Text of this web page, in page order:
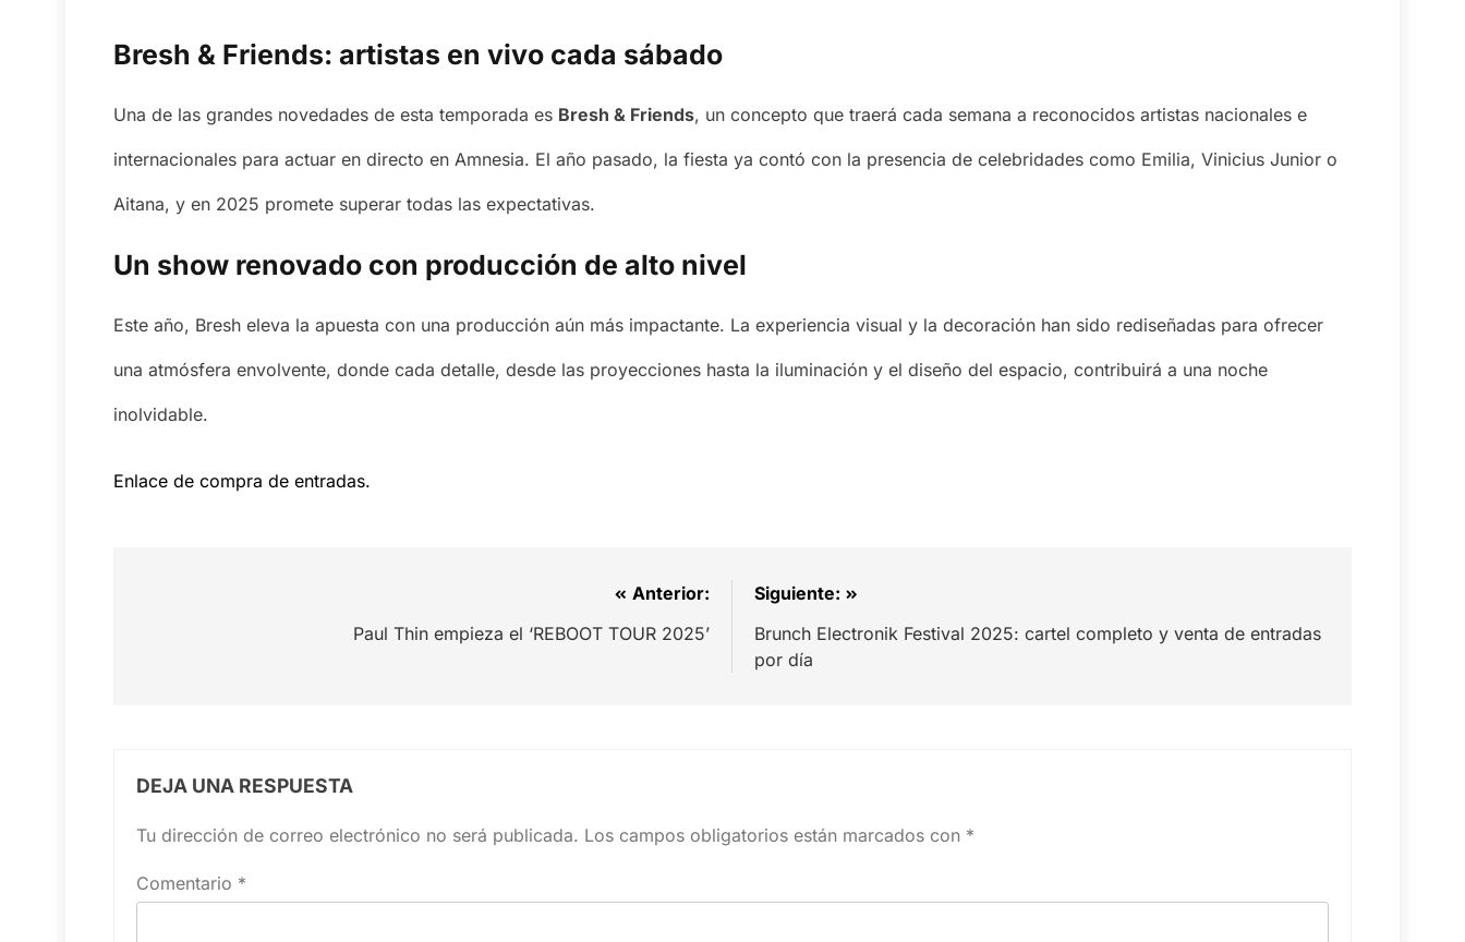
Bresh & Friends: artistas en vivo cada sábado
Una de las grandes novedades de esta temporada es Bresh & Friends, un concepto que traerá cada semana a reconocidos artistas nacionales e
internacionales para actuar en directo en Amnesia. El año pasado, la fiesta ya contó con la presencia de celebridades como Emilia, Vinicius Junior o
Aitana, y en 2025 promete superar todas las expectativas.
Un show renovado con producción de alto nivel
Este año, Bresh eleva la apuesta con una producción aún más impactante. La experiencia visual y la decoración han sido rediseñadas para ofrecer
una atmósfera envolvente, donde cada detalle, desde las proyecciones hasta la iluminación y el diseño del espacio, contribuirá a una noche
inolvidable.
Enlace de compra de entradas.
Anterior:
Paul Thin empieza el ‘REBOOT TOUR 2025’
Siguiente:
Brunch Electronik Festival 2025: cartel completo y venta de entradas
por día
DEJA UNA RESPUESTA
Tu dirección de correo electrónico no será publicada. Los campos obligatorios están marcados con *
Comentario *